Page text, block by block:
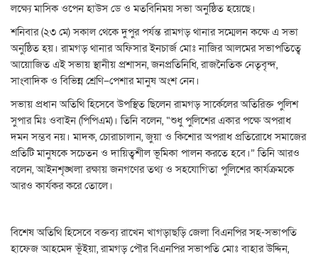
লক্ষ্যে মাসিক ওপেন হাউস ডে ও মতবিনিময় সভা অনুষ্ঠিত হয়েছে।
শনিবার (২৩ মে) সকাল থেকে দুপুর পর্যন্ত রামগড় থানার সম্মেলন কক্ষে এ সভা
অনুষ্ঠিত হয়। রামগড় থানার অফিসার ইনচার্জ মোঃ নাজির আলমের সভাপতিত্বে
আয়োজিত এই সভায় স্থানীয় প্রশাসন, জনপ্রতিনিধি, রাজনৈতিক নেতৃবৃন্দ,
সাংবাদিক ও বিভিন্ন শ্রেণি–পেশার মানুষ অংশ নেন।
সভায় প্রধান অতিথি হিসেবে উপস্থিত ছিলেন রামগড় সার্কেলের অতিরিক্ত পুলিশ
সুপার মিঃ ওবাইন (পিপিএম)। তিনি বলেন, “শুধু পুলিশের একার পক্ষে অপরাধ
দমন সম্ভব নয়। মাদক, চোরাচালান, জুয়া ও কিশোর অপরাধ প্রতিরোধে সমাজের
প্রতিটি মানুষকে সচেতন ও দায়িত্বশীল ভূমিকা পালন করতে হবে।” তিনি আরও
বলেন, আইনশৃঙ্খলা রক্ষায় জনগণের তথ্য ও সহযোগিতা পুলিশের কার্যক্রমকে
আরও কার্যকর করে তোলে।
বিশেষ অতিথি হিসেবে বক্তব্য রাখেন খাগড়াছড়ি জেলা বিএনপির সহ-সভাপতি
হাফেজ আহমেদ ভূঁইয়া, রামগড় পৌর বিএনপির সভাপতি মোঃ বাহার উদ্দিন,